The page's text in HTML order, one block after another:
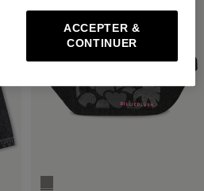
ACCEPTER &
CONTINUER